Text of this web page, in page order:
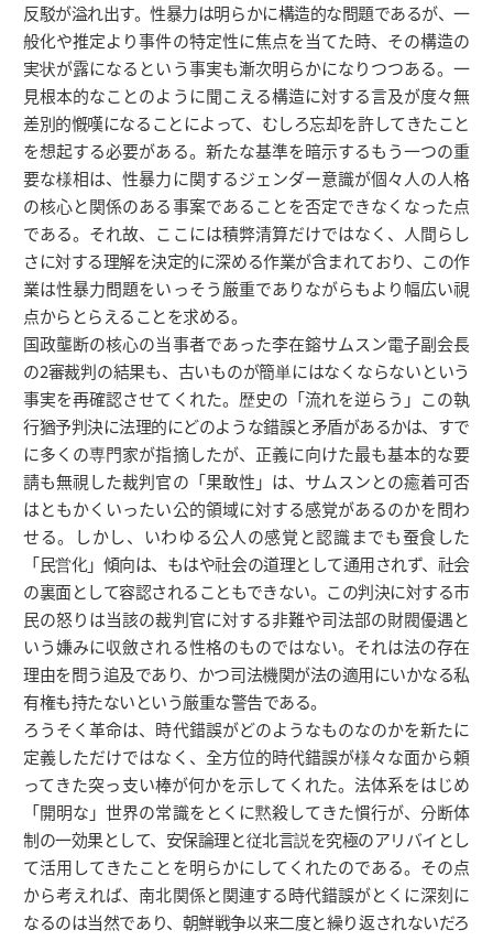
反駁が溢れ出す。性暴力は明らかに構造的な問題であるが、一
般化や推定より事件の特定性に焦点を当てた時、その構造の
実状が露になるという事実も漸次明らかになりつつある。一
見根本的なことのように聞こえる構造に対する言及が度々無
差別的慨嘆になることによって、むしろ忘却を許してきたこと
を想起する必要がある。新たな基準を暗示するもう一つの重
要な様相は、性暴力に関するジェンダー意識が個々人の人格
の核心と関係のある事案であることを否定できなくなった点
である。それ故、ここには積弊清算だけではなく、人間らし
さに対する理解を決定的に深める作業が含まれており、この作
業は性暴力問題をいっそう厳重でありながらもより幅広い視
点からとらえることを求める。
国政壟断の核心の当事者であった李在鎔サムスン電子副会長
の2審裁判の結果も、古いものが簡単にはなくならないという
事実を再確認させてくれた。歴史の「流れを逆らう」この執
行猶予判決に法理的にどのような錯誤と矛盾があるかは、すで
に多くの専門家が指摘したが、正義に向けた最も基本的な要
請も無視した裁判官の「果敢性」は、サムスンとの癒着可否
はともかくいったい公的領域に対する感覚があるのかを問わ
せる。しかし、いわゆる公人の感覚と認識までも蚕食した
「民営化」傾向は、もはや社会の道理として通用されず、社会
の裏面として容認されることもできない。この判決に対する市
民の怒りは当該の裁判官に対する非難や司法部の財閥優遇と
いう嫌みに収斂される性格のものではない。それは法の存在
理由を問う追及であり、かつ司法機関が法の適用にいかなる私
有権も持たないという厳重な警告である。
ろうそく革命は、時代錯誤がどのようなものなのかを新たに
定義しただけではなく、全方位的時代錯誤が様々な面から頼
ってきた突っ支い棒が何かを示してくれた。法体系をはじめ
「開明な」世界の常識をとくに黙殺してきた慣行が、分断体
制の一効果として、安保論理と従北言説を究極のアリバイとし
て活用してきたことを明らかにしてくれたのである。その点
から考えれば、南北関係と関連する時代錯誤がとくに深刻に
なるのは当然であり、朝鮮戦争以来二度と繰り返されないだろ